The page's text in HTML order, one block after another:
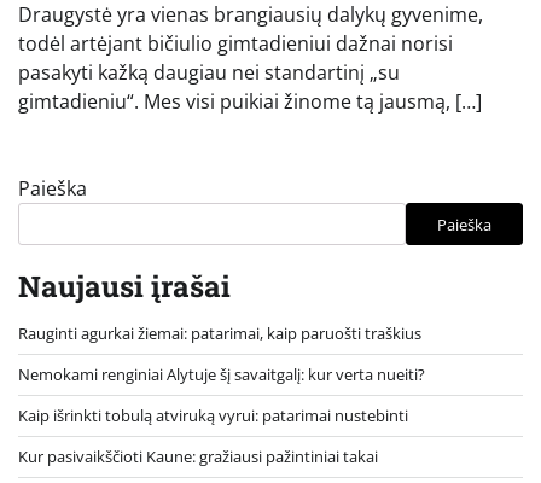
Draugystė yra vienas brangiausių dalykų gyvenime,
todėl artėjant bičiulio gimtadieniui dažnai norisi
pasakyti kažką daugiau nei standartinį „su
gimtadieniu“. Mes visi puikiai žinome tą jausmą, […]
Paieška
Paieška
Naujausi įrašai
Rauginti agurkai žiemai: patarimai, kaip paruošti traškius
Nemokami renginiai Alytuje šį savaitgalį: kur verta nueiti?
Kaip išrinkti tobulą atviruką vyrui: patarimai nustebinti
Kur pasivaikščioti Kaune: gražiausi pažintiniai takai